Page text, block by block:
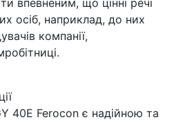
впевненим, що цінні речі
осіб, наприклад, до них
компанії,
40Е Ferocon є надійною та